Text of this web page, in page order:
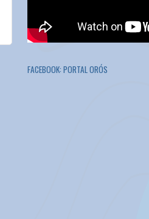
FACEBOOK: PORTAL ORÓS